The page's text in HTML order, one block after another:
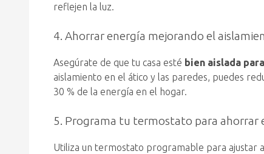
reflejen la luz.
4. Ahorrar energía mejorando el
Asegúrate de que tu casa esté bien aislada
aislamiento en el ático y las paredes, puedes
30 % de la energía en el hogar.
5. Programa tu termostato para ahorrar
Utiliza un termostato programable para ajustar